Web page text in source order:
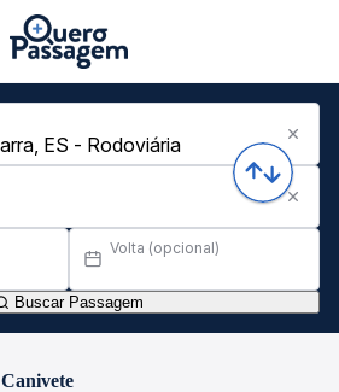
Volta (opcional)
Buscar Passagem
Canivete